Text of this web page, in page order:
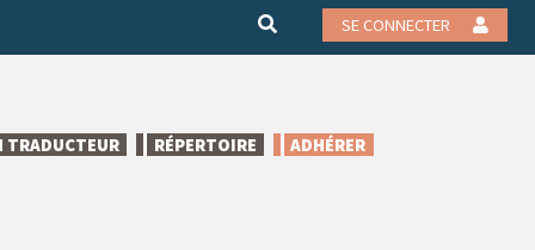
SE CONNECTER
TRADUCTEUR RÉPERTOIRE ADHÉRER